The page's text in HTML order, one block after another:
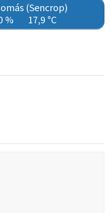
(Sencrop)
% 17,9 °C